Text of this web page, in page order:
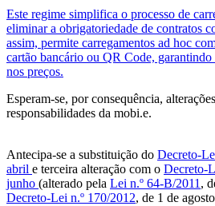
Este regime simplifica o processo de
eliminar a obrigatoriedade de contratos
assim, permite carregamentos ad hoc
cartão bancário ou QR Code,
nos preços.
Esperam-se, por consequência,
responsabilidades da mobi.e.
Antecipa-se a substituição do Decreto-
abril e terceira alteração com o Decreto-
junho (alterado pela Lei n.º 64-B/2011,
Decreto-Lei n.º 170/2012, de 1 de